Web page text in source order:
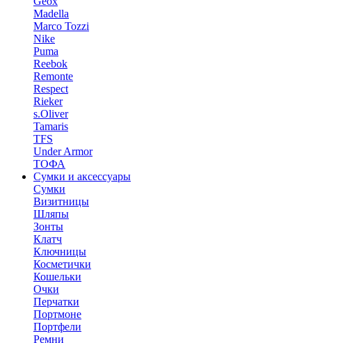
Madella
Marco Tozzi
Nike
Puma
Reebok
Remonte
Respect
Rieker
s.Oliver
Tamaris
TFS
Under Armor
ТОФА
Сумки и аксессуары
Сумки
Визитницы
Шляпы
Зонты
Клатч
Ключницы
Косметички
Кошельки
Очки
Перчатки
Портмоне
Портфели
Ремни